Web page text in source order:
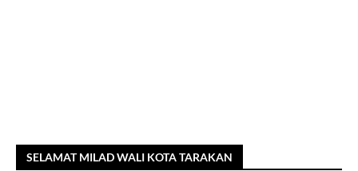
SELAMAT MILAD WALI KOTA TARAKAN